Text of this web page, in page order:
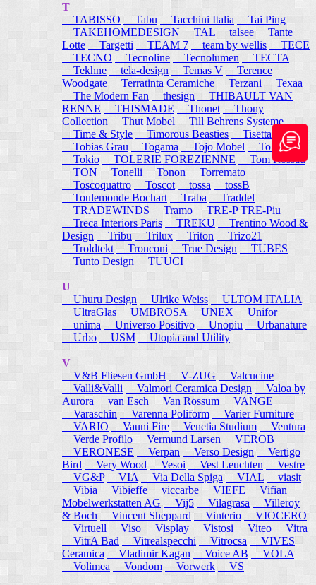
T
TABISSO
Tabu Tacchini Italia
Tai Ping
TAKEHOMEDESIGN
TAL talsee
Tante
Lotte
Targetti TEAM 7 team by wellis
TECE
TECNO
Tecnoline Tecnolumen
TECTA
Tekhne
tela-design Temas V
Terence
Woodgate
Terratinta Ceramiche Terzani
Texaa
The Modern Fan
thesign
THIBAULT VAN
RENNE
THISMADE Thonet
Thony
Collection
Thut Mobel
Till Behrens Systeme
Time & Style
Timorous Beasties
Tisettanta
Tobias Grau
Togama Tojo Mobel
Token
Tokio
TOLERIE FOREZIENNE
Tom Rossau
TON
Tonelli Tonon
Torremato
Toscoquattro
Toscot tossa
tossB
Toulemonde Bochart
Traba
Traddel
TRADEWINDS
Tramo
TRE-P TRE-Piu
Treca Interiors Paris
TREKU
Trentino Wood &
Design
Tribu Trilux Triton
Trizo21
Troldtekt Tronconi True Design
TUBES
Tunto Design
TUUCI
U
Uhuru Design
Ulrike Weiss
ULTOM ITALIA
UltraGlas
UMBROSA UNEX
Unifor
unima
Universo Positivo Unopiu
Urbanature
Urbo
USM Utopia and Utility
V
V&B Fliesen GmbH
V-ZUG
Valcucine
Valli&Valli
Valmori Ceramica Design
Valoa by
Aurora
van Esch Van Rossum
VANGE
Varaschin
Varenna Poliform
Varier Furniture
VARIO
Vauni Fire Venetia Studium
Ventura
Verde Profilo
Vermund Larsen
VEROB
VERONESE
Verpan Verso Design
Vertigo
Bird
Very Wood Vesoi Vest Leuchten
Vestre
VG&P
VIA Via Della Spiga VIAL
viasit
Vibia
Vibieffe viccarbe VIEFE
Vifian
Mobelwerkstatten AG
Vij5 Vilagrasa
Villeroy
& Boch
Vincent Sheppard Vinterio
VIOCERO
Virtuell
Viso Visplay Vistosi Viteo
Vitra
VitrA Bad
Vitrealspecchi Vitrocsa
VIVES
Ceramica
Vladimir Kagan Voice AB
VOLA
Volimea
Vondom Vorwerk VS